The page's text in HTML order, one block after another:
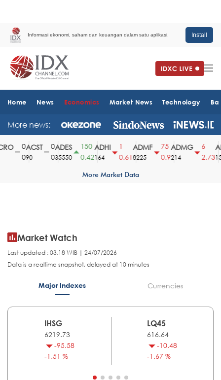
Informasi ekonomi, saham dan keuangan dalam satu aplikasi. Install
Home News Economics Market News Technology
More news:
ACST
90
ADES
35550
150
0.42
ADHI
164
0.61
ADMF
8225
75
0.9
ADMG
214
2.73
More Market Data
Market Watch
Last updated : 03.18 WIB | 24/07/2026
Data is a realtime snapshot, delayed at 10 minutes
Major Indexes Currencies
IHSG
6219.73
-95.58
-1.51 %
LQ45
616.64
-10.48
-1.67 %